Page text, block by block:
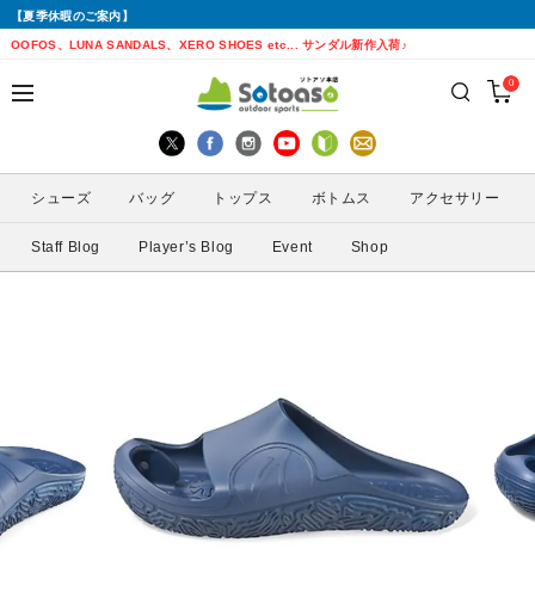
【夏季休暇のご案内】
OOFOS、LUNA SANDALS、XERO SHOES etc... サンダル新作入荷♪
戻る
シューズから探す
トレイルランニングシューズ
ランニングシューズ
戻る
トップスから探す
シェル・レインウェア
シャツ
戻る
ボトムスから探す
ショートパンツ
ロングパンツ
戻る
バッグから探す
トレランザック
バックパック
戻る
アクセサリーから探す
キャップ・ハット
ソックス
ゲイター
サングラス
戻る
ブランドから探す
ACTIVE YOHKAN(アクティブようかん)
ATHLETUNE(アスリチューン)
HoneyAction(ハニーアクション)
KODA(コーダ)
戻る
ブランドから探す
Amazfit(アマズフィット)
BAUERFEIND(バウアーファインド)
Clef(クレ)
Columbia・Montrail(コロンビア・モント
戻る
性別から探す
レディース
0
シューズ バッグ トップス ボトムス アクセサリー
Staff Blog Player’s Blog Event Shop